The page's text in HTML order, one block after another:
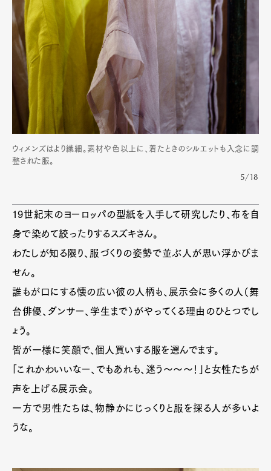
ウィメンズはより繊細。素材や色以上に、着たときのシルエットも入念に調
整された服。
5/18
19世紀末のヨーロッパの型紙を入手して研究したり、布を自
身で染めて絞ったりするスズキさん。
わたしが知る限り、服づくりの姿勢で並ぶ人が思い浮かびま
せん。
誰もが口にする懐の広い彼の人柄も、展示会に多くの人（舞
台俳優、ダンサー、学生まで）がやってくる理由のひとつでし
ょう。
皆が一様に笑顔で、個人買いする服を選んでます。
「これかわいいなー、でもあれも、迷う〜〜〜！」と女性たちが
声を上げる展示会。
一方で男性たちは、物静かにじっくりと服を探る人が多いよ
うな。